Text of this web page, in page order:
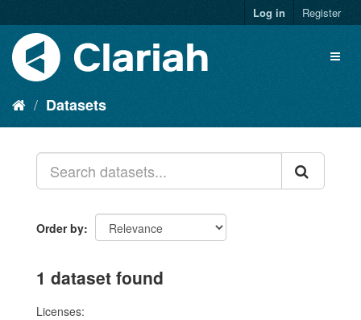
Log in Register
Datasets
Order by
1 dataset found
Licenses: